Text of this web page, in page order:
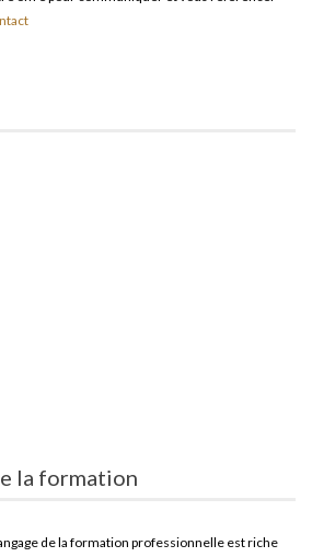
la formation
langage de la formation professionnelle est riche